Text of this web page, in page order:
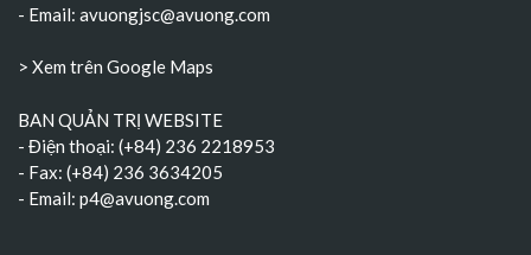
- Email: avuongjsc@avuong.com
> Xem trên Google Maps
BAN QUẢN TRỊ WEBSITE
- Điện thoại: (+84) 236 2218953
- Fax: (+84) 236 3634205
- Email: p4@avuong.com